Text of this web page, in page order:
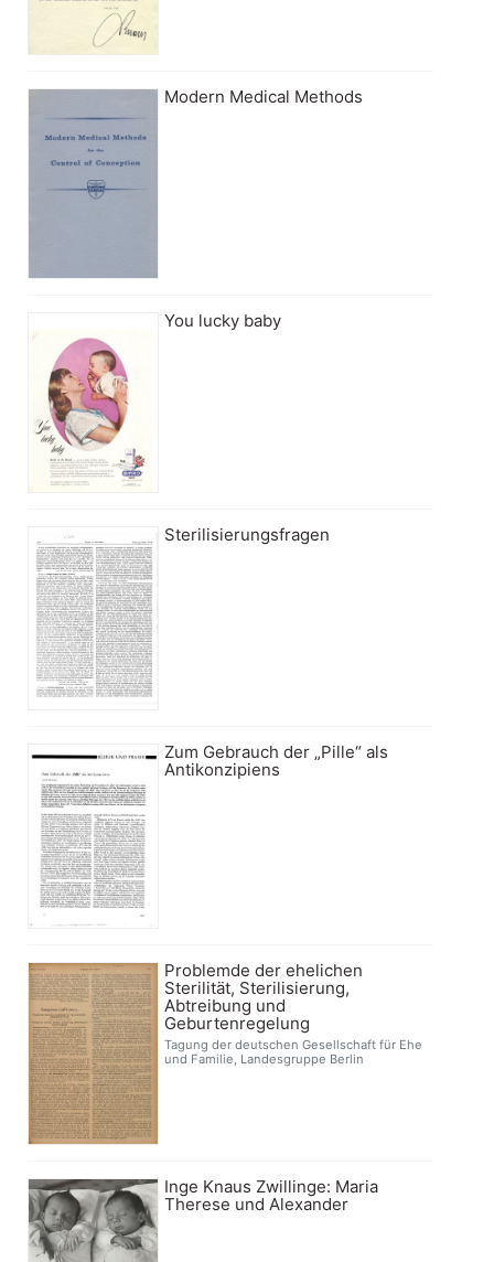
Modern Medical Methods
You lucky baby
Sterilisierungsfragen
Zum Gebrauch der „Pille“ als
Antikonzipiens
Problemde der ehelichen
Sterilität, Sterilisierung,
Abtreibung und
Geburtenregelung
Tagung der deutschen Gesellschaft für Ehe
und Familie, Landesgruppe Berlin
Inge Knaus Zwillinge: Maria
Therese und Alexander